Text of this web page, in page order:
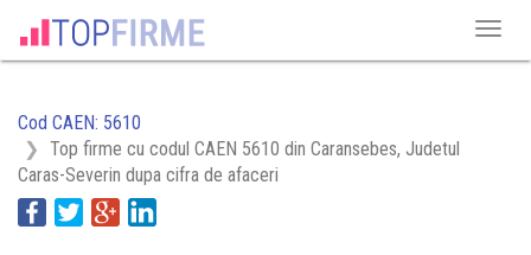
Cod CAEN: 5610
Top firme cu codul CAEN 5610 din Caransebes, Judetul
Caras-Severin dupa cifra de afaceri